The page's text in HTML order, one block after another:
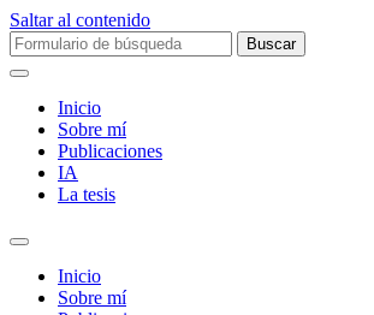
Saltar al contenido
Buscar:
Inicio
Sobre mí­
Publicaciones
IA
La tesis
Alternar
campoInicio
Sobre mí­